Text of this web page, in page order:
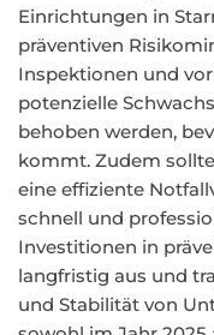
Einrichtungen in
präventiven
Inspektionen und
potenzielle
behoben werden,
kommt. Zudem
eine effiziente
schnell und
Investitionen in
langfristig aus und
und Stabilität von